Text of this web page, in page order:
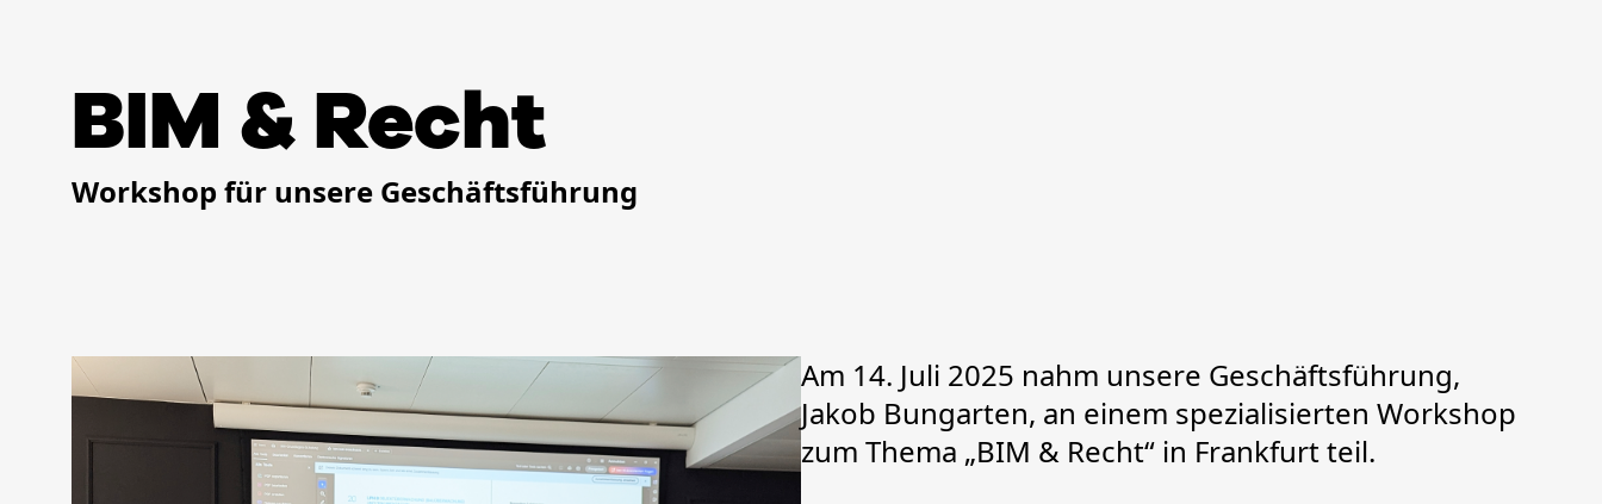
BIM & Recht
Workshop für unsere Geschäftsführung
Am 14. Juli 2025 nahm unsere Geschäftsführung,
Jakob Bungarten, an einem spezialisierten Workshop
zum Thema „BIM & Recht“ in Frankfurt teil.